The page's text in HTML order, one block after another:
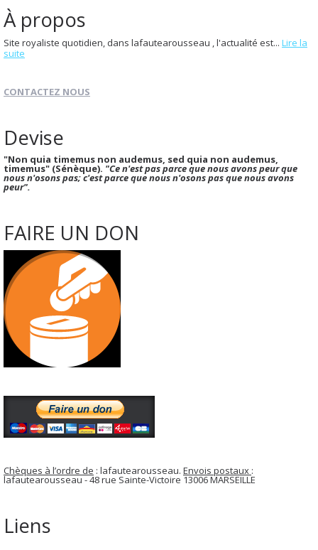
À propos
Site royaliste quotidien, dans lafautearousseau , l'actualité est... Lire la
suite
CONTACTEZ NOUS
Devise
"Non quia timemus non audemus, sed quia non audemus,
timemus" (Sénèque). "Ce n'est pas parce que nous avons peur que
nous n'osons pas; c'est parce que nous n'osons pas que nous avons
peur".
FAIRE UN DON
Chèques à l’ordre de : lafautearousseau. Envois postaux :
lafautearousseau - 48 rue Sainte-Victoire 13006 MARSEILLE
Liens